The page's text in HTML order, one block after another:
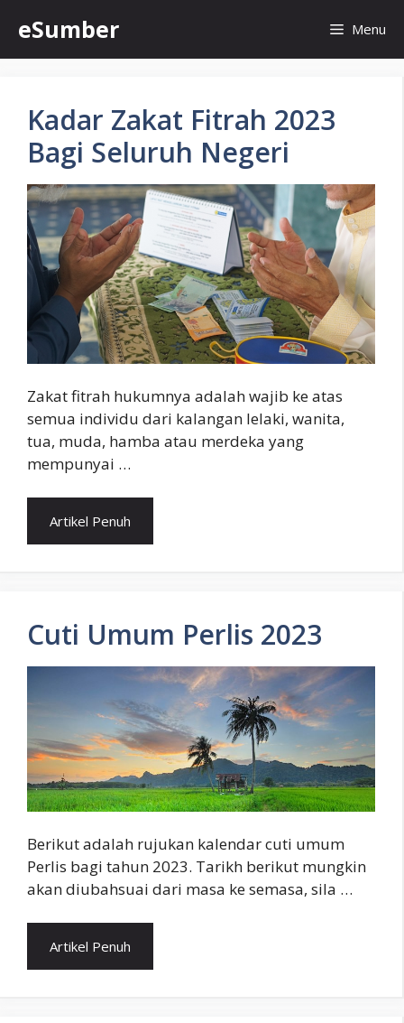
content
eSumber Menu
Kadar Zakat Fitrah 2023
Bagi Seluruh Negeri
Zakat fitrah hukumnya adalah wajib ke atas
semua individu dari kalangan lelaki, wanita,
tua, muda, hamba atau merdeka yang
mempunyai …
Artikel Penuh
Cuti Umum Perlis 2023
Berikut adalah rujukan kalendar cuti umum
Perlis bagi tahun 2023. Tarikh berikut mungkin
akan diubahsuai dari masa ke semasa, sila …
Artikel Penuh